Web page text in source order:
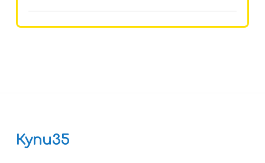
Купи35